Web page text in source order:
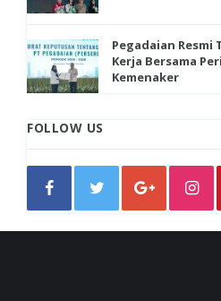
Pegadaian Resmi
Kerja Bersama
Kemenaker
FOLLOW US